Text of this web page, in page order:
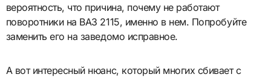
вероятность, что причина, почему не работают
поворотники на ВАЗ 2115, именно в нем. Попробуйте
заменить его на заведомо исправное.
А вот интересный нюанс, который многих сбивает с